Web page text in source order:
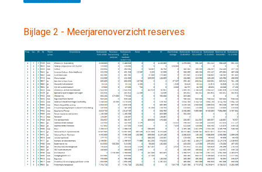
Bijlage 2 - Meerjarenoverzicht reserves